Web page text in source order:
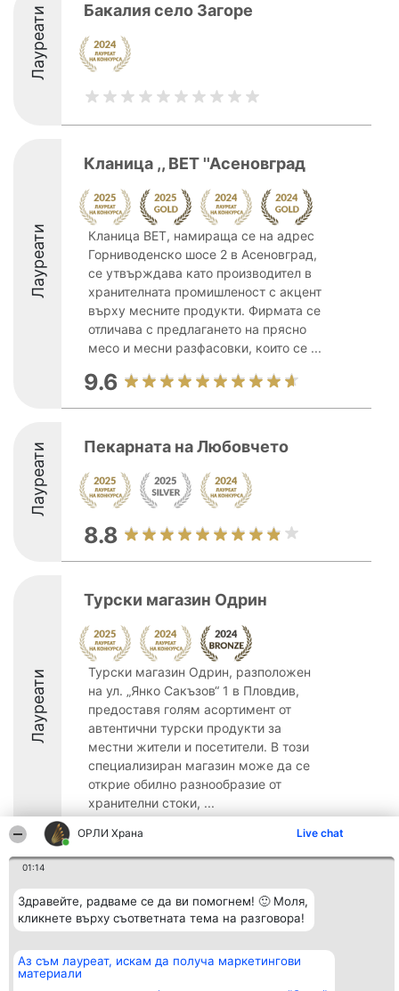
ОРЛИ Храна Live chat
01:14
Здравейте, радваме се да ви помогнем! 🙂 Моля,
кликнете върху съответната тема на разговора!
Аз съм лауреат, искам да получа маркетингови
материали
Лауреати Бакалия село Загоре
Лауреати
Кланица ,, ВЕТ ''Асеновград
Кланица ВЕТ, намираща се на адрес
Горниводенско шосе 2 в Асеновград,
се утвърждава като производител в
хранителната промишленост с акцент
върху месните продукти. Фирмата се
отличава с предлагането на прясно
месо и месни разфасовки, които се ...
9.6
Лауреати Пекарната на Любовчето
8.8
Лауреати
Турски магазин Одрин
Турски магазин Одрин, разположен
на ул. „Янко Сакъзов“ 1 в Пловдив,
предоставя голям асортимент от
автентични турски продукти за
местни жители и посетители. В този
специализиран магазин може да се
открие обилно разнообразие от
хранителни стоки, ...
8.2
Организатор на
класиране
Beautiful Company S.R.L.
Sus Nr. 2, Bl. A30, Sc. A, Et.
4, Ap. 13
București 53-238
Класация
Списък на
победители
Правила
Контакти